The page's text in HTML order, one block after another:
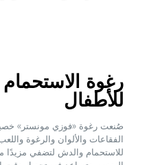
رغوة
للأطفال
صُنعت رغوة «فوزي مونستر»
الفقاعات والألوان والرغوة
للاستحمام والدش لتضفي مزيدًا